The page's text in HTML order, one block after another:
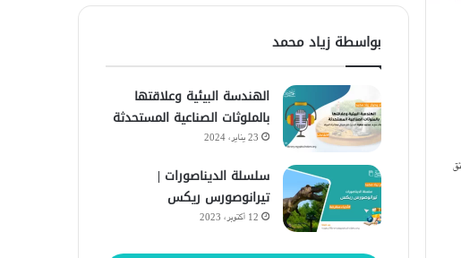
بواسطة زياد محمد
الهندسة البيئية وعلاقتها
بالملوثات الصناعية المستحدثة
23 يناير، 2024
سلسلة الديناصورات |
تيرانوصورس ريكس
12 أكتوبر، 2023